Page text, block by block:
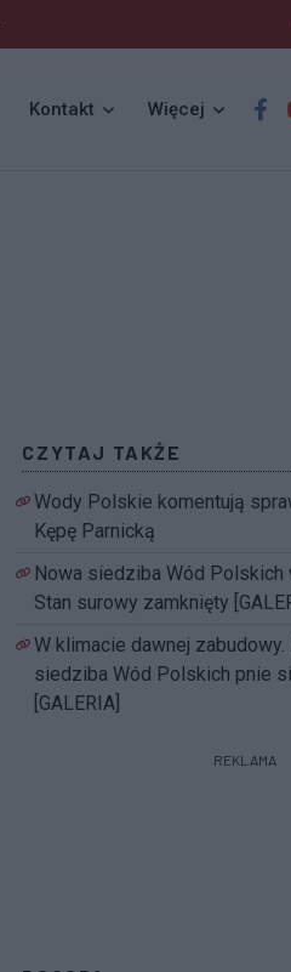
Kontakt Więcej
CZYTAJ TAKŻE
Wody Polskie komentują
Kępę Parnicką
Nowa siedziba Wód Polskich
Stan surowy zamknięty
W klimacie dawnej zabudowy.
siedziba Wód Polskich pnie
[GALERIA]
REKLAMA